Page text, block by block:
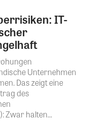
IT-
Unternehmen
Das zeigt eine
des
Zwar halten...